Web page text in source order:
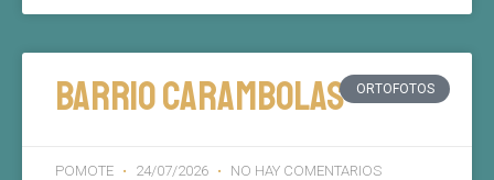
ORTOFOTOS
Barrio Carambolas
POMOTE 24/07/2026 NO HAY COMENTARIOS